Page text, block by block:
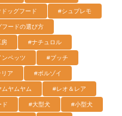
ッグフード #シュプレモ
フードの選び方
房 #ナチュロル
ンペッツ #ブッチ
ア #ボルゾイ
ムヤムヤム #レオ＆レア
ド #大型犬 #小型犬